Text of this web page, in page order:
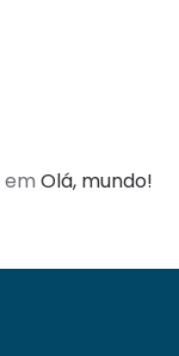
em Olá, mundo!